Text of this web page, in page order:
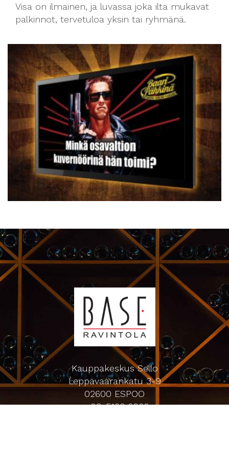
Visa on ilmainen, ja luvassa joka ilta mukavat
palkinnot, tervetuloa yksin tai ryhmänä.
Kauppakeskus Sello
Leppävaarankatu 3-9
02600 ESPOO
p. 09-5123 6060